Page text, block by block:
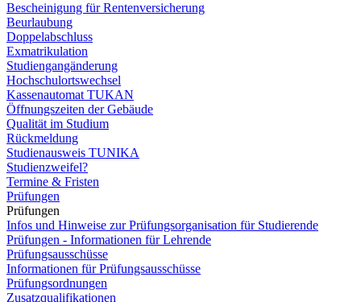
Bescheinigung für Rentenversicherung
Beurlaubung
Doppelabschluss
Exmatrikulation
Studiengangänderung
Hochschulortswechsel
Kassenautomat TUKAN
Öffnungszeiten der Gebäude
Qualität im Studium
Rückmeldung
Studienausweis TUNIKA
Studienzweifel?
Termine & Fristen
Prüfungen
Prüfungen
Infos und Hinweise zur Prüfungsorganisation für Studierende
Prüfungen - Informationen für Lehrende
Prüfungsausschüsse
Informationen für Prüfungsausschüsse
Prüfungsordnungen
Zusatzqualifikationen